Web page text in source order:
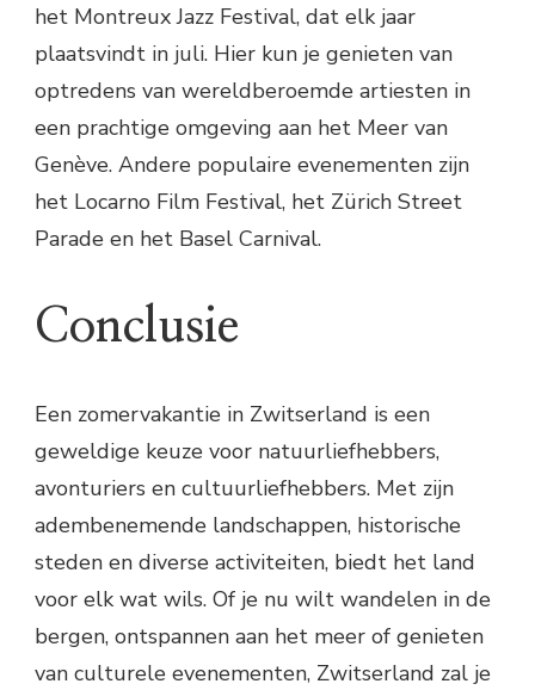
het Montreux Jazz Festival, dat elk jaar
plaatsvindt in juli. Hier kun je genieten van
optredens van wereldberoemde artiesten in
een prachtige omgeving aan het Meer van
Genève. Andere populaire evenementen zijn
het Locarno Film Festival, het Zürich Street
Parade en het Basel Carnival.
Conclusie
Een zomervakantie in Zwitserland is een
geweldige keuze voor natuurliefhebbers,
avonturiers en cultuurliefhebbers. Met zijn
adembenemende landschappen, historische
steden en diverse activiteiten, biedt het land
voor elk wat wils. Of je nu wilt wandelen in de
bergen, ontspannen aan het meer of genieten
van culturele evenementen, Zwitserland zal je